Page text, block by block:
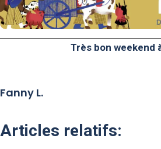
Très bon weekend
Fanny L.
Articles relatifs: